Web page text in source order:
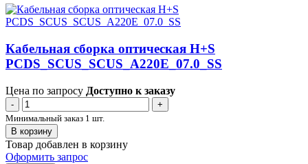
Кабельная сборка оптическая H+S
PCDS_SCUS_SCUS_A220E_07.0_SS
Цена по запросу Доступно к заказу
-
+
Минимальный заказ 1 шт.
В корзину
Товар добавлен в корзину
Оформить запрос